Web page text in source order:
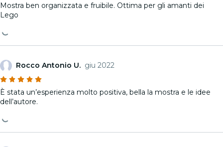
Mostra ben organizzata e fruibile. Ottima per gli amanti dei
Lego
Rocco Antonio U. giu 2022
È stata un’esperienza molto positiva, bella la mostra e le idee
dell’autore.